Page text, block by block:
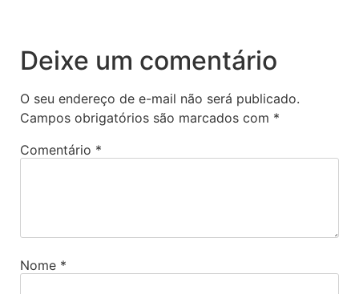
Deixe um comentário
O seu endereço de e-mail não será publicado.
Campos obrigatórios são marcados com *
Comentário *
Nome *